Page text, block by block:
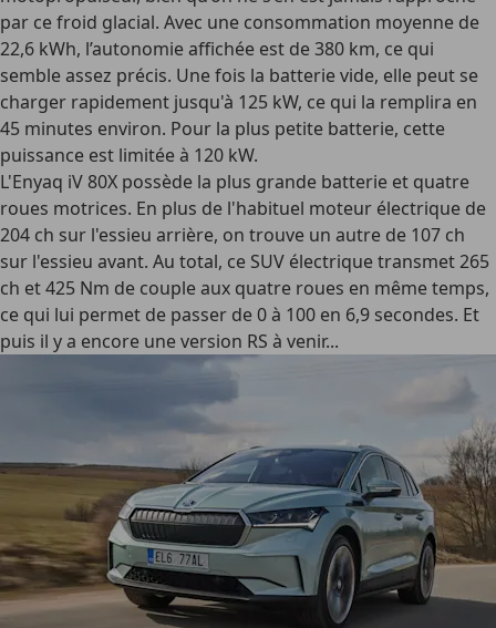
par ce froid glacial. Avec une consommation moyenne de
22,6 kWh, l’autonomie affichée est de 380 km, ce qui
semble assez précis. Une fois la batterie vide, elle peut se
charger rapidement jusqu'à 125 kW, ce qui la remplira en
45 minutes environ. Pour la plus petite batterie, cette
puissance est limitée à 120 kW.
L'Enyaq iV 80X possède la plus grande batterie et quatre
roues motrices. En plus de l'habituel moteur électrique de
204 ch sur l'essieu arrière, on trouve un autre de 107 ch
sur l'essieu avant. Au total, ce SUV électrique transmet 265
ch et 425 Nm de couple aux quatre roues en même temps,
ce qui lui permet de passer de 0 à 100 en 6,9 secondes. Et
puis il y a encore une version RS à venir...